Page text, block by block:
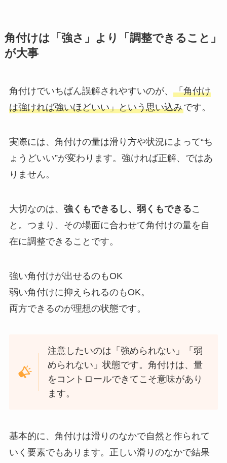
角付けは「強さ」より「調整できること」
が大事
角付けでいちばん誤解されやすいのが、 「角付け
は強ければ強いほどいい」という思い込みです。
実際には、角付けの量は滑り方や状況によって“ち
ょうどいい”が変わります。強ければ正解、ではあ
りません。
大切なのは、 強くもできるし、弱くもできるこ
と。つまり、その場面に合わせて角付けの量を自
在に調整できることです。
強い角付けが出せるのもOK
弱い角付けに抑えられるのもOK。
両方できるのが理想の状態です。
注意したいのは「強められない」「弱
められない」状態です。角付けは、量
をコントロールできてこそ意味があり
ます。
基本的に、角付けは滑りのなかで自然と作られて
いく要素でもあります。正しい滑りのなかで結果